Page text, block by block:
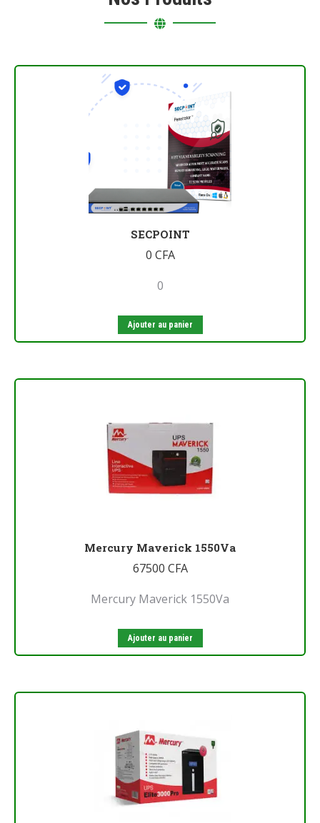
SECPOINT
0 CFA
0
Ajouter au panier
Mercury Maverick 1550Va
67500 CFA
Mercury Maverick 1550Va
Ajouter au panier